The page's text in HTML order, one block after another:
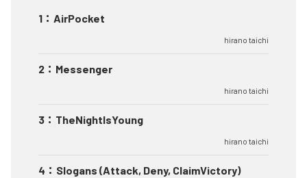
1 ： AirPocket
hirano taichi
2 ： Messenger
hirano taichi
3 ： TheNightIsYoung
hirano taichi
4 ： Slogans (Attack, Deny, ClaimVictory)